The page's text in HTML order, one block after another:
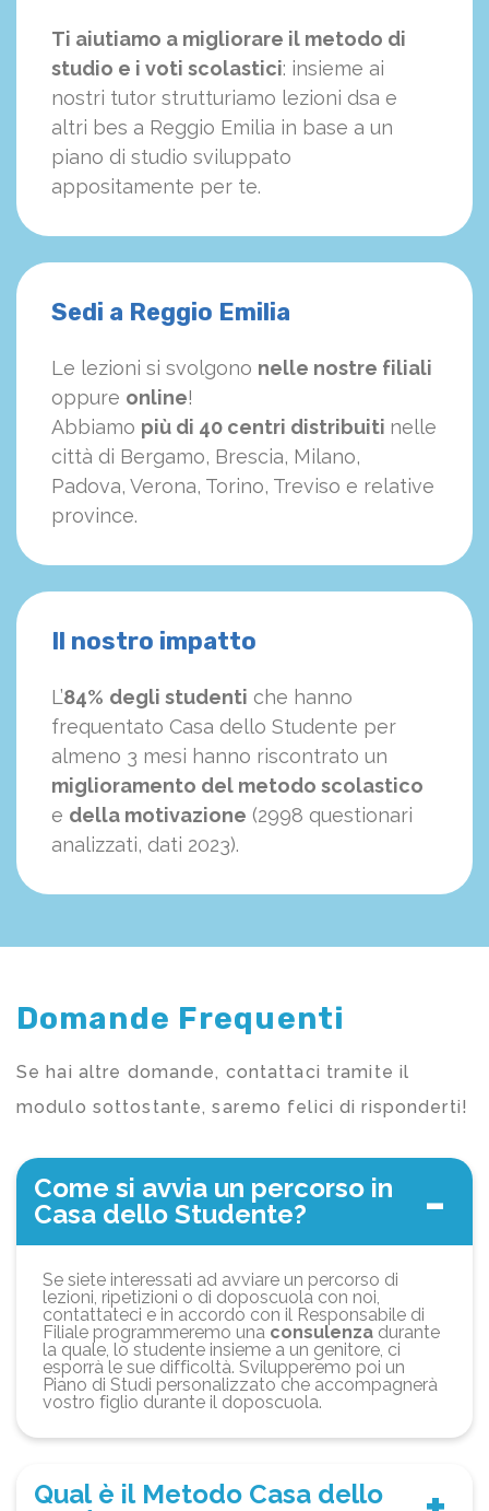
Ti aiutiamo a migliorare il metodo di
studio e i voti scolastici: insieme ai
nostri tutor strutturiamo lezioni dsa e
altri bes a Reggio Emilia in base a un
piano di studio sviluppato
appositamente per te.
Sedi a Reggio Emilia
Le lezioni si svolgono nelle nostre filiali
oppure online!
Abbiamo più di 40 centri distribuiti nelle
città di Bergamo, Brescia, Milano,
Padova, Verona, Torino, Treviso e relative
province.
Il nostro impatto
L’84% degli studenti che hanno
frequentato Casa dello Studente per
almeno 3 mesi hanno riscontrato un
miglioramento del metodo scolastico
e della motivazione (2998 questionari
analizzati, dati 2023).
Domande Frequenti
Se hai altre domande, contattaci tramite il
modulo sottostante, saremo felici di risponderti!
Come si avvia un percorso in
Casa dello Studente?
Se siete interessati ad avviare un percorso di
lezioni, ripetizioni o di doposcuola con noi,
contattateci e in accordo con il Responsabile di
Filiale programmeremo una consulenza durante
la quale, lo studente insieme a un genitore, ci
esporrà le sue difficoltà. Svilupperemo poi un
Piano di Studi personalizzato che accompagnerà
vostro figlio durante il doposcuola.
Qual è il Metodo Casa dello